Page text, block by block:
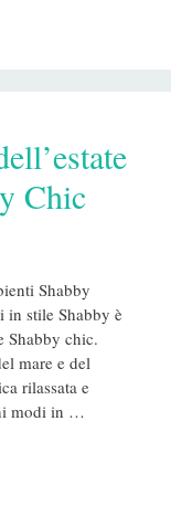
Chic
Shabby
in stile Shabby è
Shabby chic.
mare e del
rilassata e
modi in …